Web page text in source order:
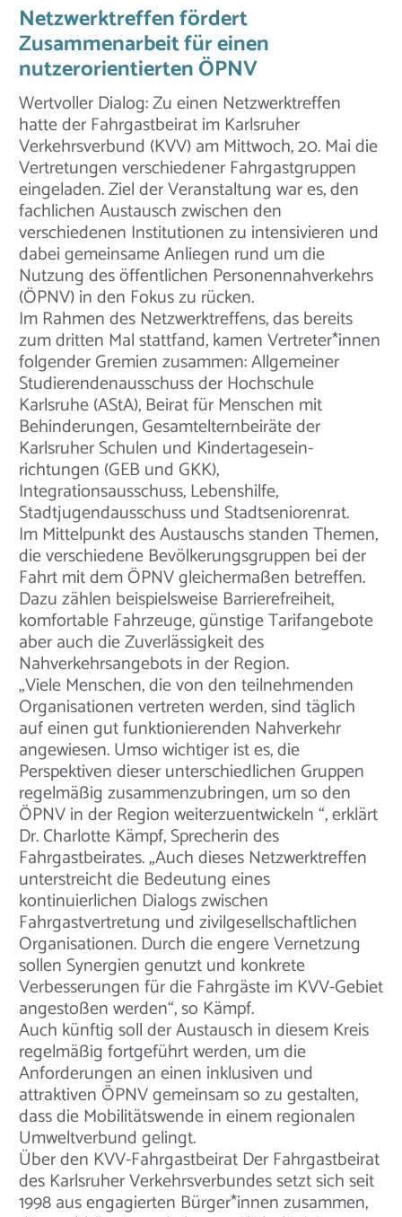
Netzwerktreffen fördert
Zusammenarbeit für einen
nutzerorientierten ÖPNV
Wertvoller Dialog: Zu einen Netzwerktreffen
hatte der Fahrgastbeirat im Karlsruher
Verkehrsverbund (KVV) am Mittwoch, 20. Mai die
Vertretungen verschiedener Fahrgastgruppen
eingeladen. Ziel der Veranstaltung war es, den
fachlichen Austausch zwischen den
verschiedenen Institutionen zu intensivieren und
dabei gemeinsame Anliegen rund um die
Nutzung des öffentlichen Personennahverkehrs
(ÖPNV) in den Fokus zu rücken.
Im Rahmen des Netzwerktreffens, das bereits
zum dritten Mal stattfand, kamen Vertreter*innen
folgender Gremien zusammen: Allgemeiner
Studierendenausschuss der Hochschule
Karlsruhe (AStA), Beirat für Menschen mit
Behinderungen, Gesamtelternbeiräte der
Karlsruher Schulen und Kindertagesein-
richtungen (GEB und GKK),
Integrationsausschuss, Lebenshilfe,
Stadtjugendausschuss und Stadtseniorenrat.
Im Mittelpunkt des Austauschs standen Themen,
die verschiedene Bevölkerungsgruppen bei der
Fahrt mit dem ÖPNV gleichermaßen betreffen.
Dazu zählen beispielsweise Barrierefreiheit,
komfortable Fahrzeuge, günstige Tarifangebote
aber auch die Zuverlässigkeit des
Nahverkehrsangebots in der Region.
„Viele Menschen, die von den teilnehmenden
Organisationen vertreten werden, sind täglich
auf einen gut funktionierenden Nahverkehr
angewiesen. Umso wichtiger ist es, die
Perspektiven dieser unterschiedlichen Gruppen
regelmäßig zusammenzubringen, um so den
ÖPNV in der Region weiterzuentwickeln “, erklärt
Dr. Charlotte Kämpf, Sprecherin des
Fahrgastbeirates. „Auch dieses Netzwerktreffen
unterstreicht die Bedeutung eines
kontinuierlichen Dialogs zwischen
Fahrgastvertretung und zivilgesellschaftlichen
Organisationen. Durch die engere Vernetzung
sollen Synergien genutzt und konkrete
Verbesserungen für die Fahrgäste im KVV-Gebiet
angestoßen werden“, so Kämpf.
Auch künftig soll der Austausch in diesem Kreis
regelmäßig fortgeführt werden, um die
Anforderungen an einen inklusiven und
attraktiven ÖPNV gemeinsam so zu gestalten,
dass die Mobilitätswende in einem regionalen
Umweltverbund gelingt.
Über den KVV-Fahrgastbeirat Der Fahrgastbeirat
des Karlsruher Verkehrsverbundes setzt sich seit
1998 aus engagierten Bürger*innen zusammen,